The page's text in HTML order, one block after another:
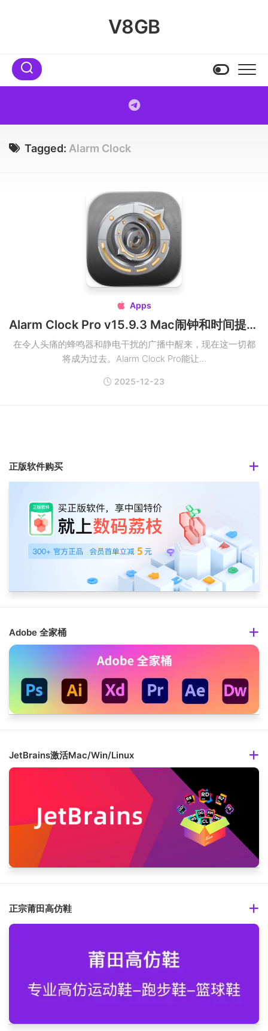
V8GB
Tagged: Alarm Clock
 Apps
Alarm Clock Pro v15.9.3 Mac闹钟和时间提醒工具破解版
在令人头痛的蜂鸣器和静电干扰的广播中醒来，现在这一切都
将成为过去。Alarm Clock Pro能让...
2025-12-23
正版软件购买
Adobe 全家桶
JetBrains激活Mac/Win/Linux
正宗莆田高仿鞋